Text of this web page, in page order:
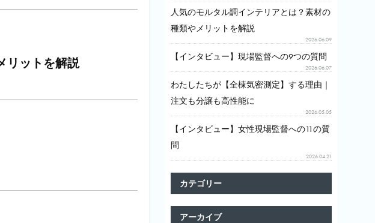
リットを解説
人気のモルタル調インテリアとは？素材の
種類やメリットを解説
2026.06.09
【インタビュー】現場監督への9つの質問
2026.06.07
わたしたちが【全棟気密測定】する理由｜
注文も分譲も高性能に
2026.05.05
【インタビュー】女性現場監督への11の質
問
2026.04.21
カテゴリー
アーカイブ